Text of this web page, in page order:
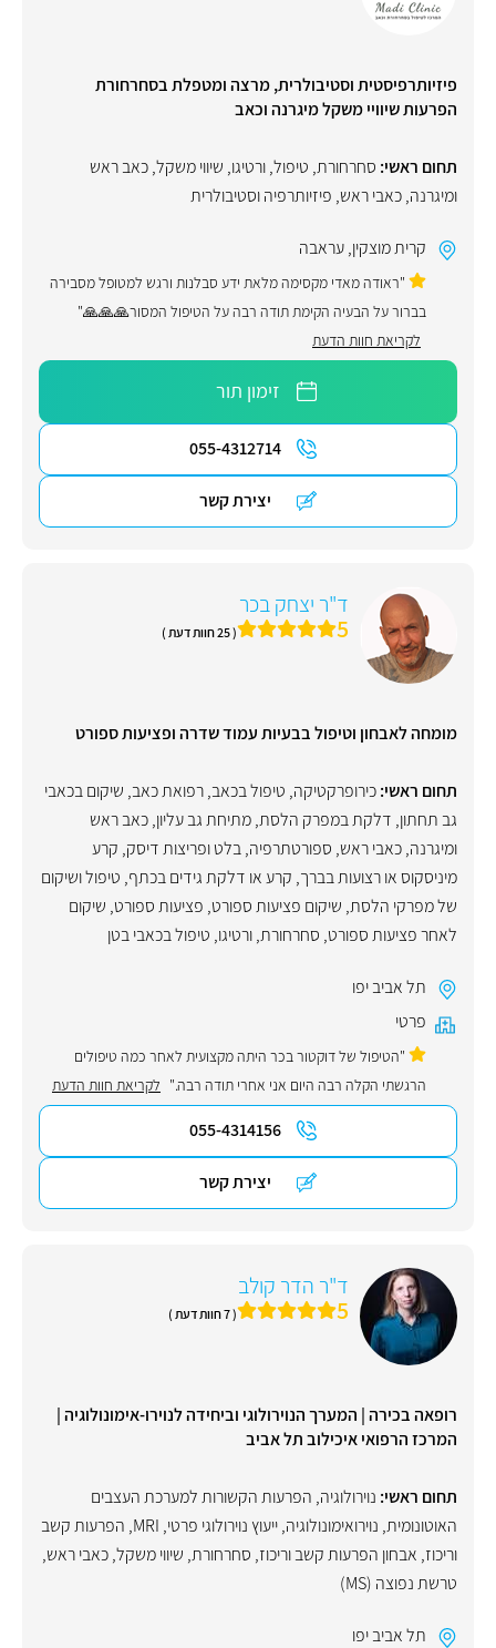
פיזיותרפיסטית וסטיבולרית, מרצה ומטפלת בסחרחורת
הפרעות שיוויי משקל מיגרנה וכאב
תחום ראשי: סחרחורת, טיפול,ורטיגו, שיווי משקל,כאב ראש
ומיגרנה,כאבי ראש, פיזיותרפיה וסטיבולרית
קרית מוצקין,עראבה
"ראודה מאדי מקסימה מלאת ידע סבלנות ורגש למטופל מסבירה
בברור על הבעיה הקימת תודה רבה על הטיפול המסור🙏🙏🙏"
לקריאת חוות הדעת
זימון תור
055-4312714
יצירת קשר
ד"ר יצחק בכר
5 ( 25 חוות דעת )
מומחה לאבחון וטיפול בבעיות עמוד שדרה ופציעות ספורט
תחום ראשי:כירופרקטיקה, טיפול בכאב,רפואת כאב, שיקום בכאבי
גב תחתון, דלקת במפרק הלסת,מתיחת גב עליון,כאב ראש
ומיגרנה,כאבי ראש, ספורטתרפיה,בלט ופריצות דיסק, קרע
מיניסקוס או רצועות בברך, קרע או דלקת גידים בכתף, טיפול ושיקום
של מפרקי הלסת, שיקום פציעות ספורט, פציעות ספורט, שיקום
לאחר פציעות ספורט, סחרחורת,ורטיגו, טיפול בכאבי בטן
תל אביב יפו
פרטי
"הטיפול של דוקטור בכר היתה מקצועית לאחר כמה טיפולים
הרגשתי הקלה רבה היום אני אחרי תודה רבה." לקריאת חוות הדעת
055-4314156
יצירת קשר
ד"ר הדר קולב
5 ( 7 חוות דעת )
רופאה בכירה | המערך הנוירולוגי וביחידה לנוירו-אימונולוגיה |
המרכז הרפואי איכילוב תל אביב
תחום ראשי: נוירולוגיה, הפרעות הקשורות למערכת העצבים
האוטונומית, נוירואימונולוגיה,ייעוץ נוירולוגי פרטי,
MRI
, הפרעות קשב
וריכוז, אבחון הפרעות קשב וריכוז, סחרחורת, שיווי משקל,כאבי ראש,
טרשת נפוצה (MS)
תל אביב יפו